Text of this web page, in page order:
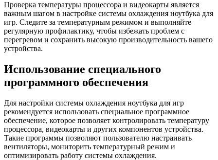
Проверка температуры процессора и видеокарты является
важным шагом в настройке системы охлаждения ноутбука для
игр. Следите за температурным режимом и выполняйте
регулярную профилактику, чтобы избежать проблем с
перегревом и сохранить высокую производительность вашего
устройства.
Использование специального
программного обеспечения
Для настройки системы охлаждения ноутбука для игр
рекомендуется использовать специальное программное
обеспечение, которое позволяет контролировать температуру
процессора, видеокарты и других компонентов устройства.
Такие программы позволяют пользователю настраивать
вентиляторы, мониторить температурный режим и
оптимизировать работу системы охлаждения.